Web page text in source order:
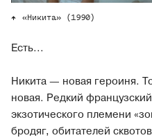
«Никита» (1990)
Есть...
Никита — новая героиня.
новая. Редкий
экзотического племени
бродяг, обитателей